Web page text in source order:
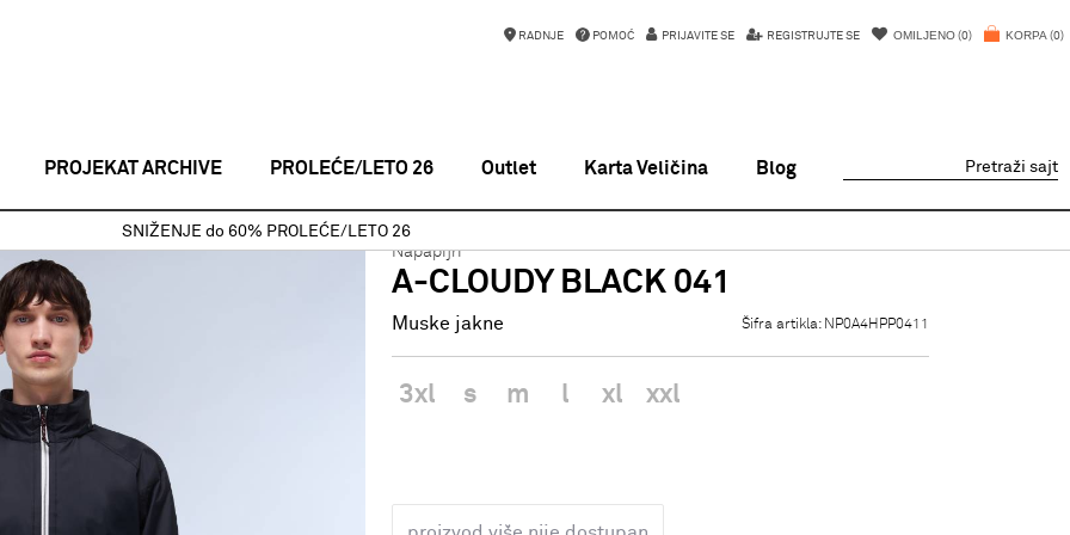
KORPA 0
OMILJENO 0
PRIJAVITE SE REGISTRUJTE SE
RADNJE POMOĆ
PROJEKAT ARCHIVE PROLEĆE/LETO 26 Outlet Karta Veličina Blog Pretraži sajt
SNIŽENJE do 60% PROLEĆE/LETO 26
A-CLOUDY BLACK 041
Napapijri
A-CLOUDY BLACK 041
Muske jakne Šifra artikla: NP0A4HPP0411
3xl s m l xl xxl